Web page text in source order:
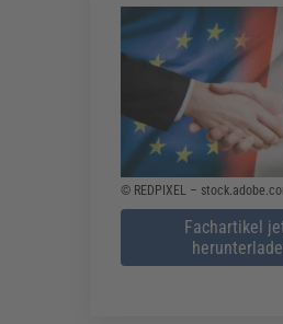
© REDPIXEL –
Fachartikel